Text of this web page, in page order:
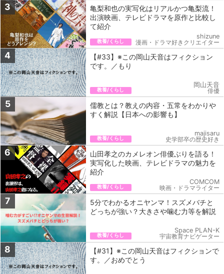
3
亀梨和也の実写化はリアルかつ亀梨流！
出演映画、テレビドラマを原作と比較し
て紹介
教養/くらし
shizune
漫画・ドラマ好きクリエイター
4
【#33】※この岡山天音はフィクション
です。／もり
教養/くらし
岡山天音
俳優
5
儒教とは？教えの内容・五常をわかりや
すく解説【日本への影響も】
教養/くらし
majisaru
史学部卒の歴史好き
6
山田孝之のカメレオン俳優ぶりを語る！
実写化した映画、テレビドラマの魅力を
紹介
教養/くらし
COMCOM
映画・ドラマライター
7
5分でわかるオニヤンマ！スズメバチと
どっちが強い？大きさや噛む力等を解説
教養/くらし
Space PLAN-K
宇宙教育ナビゲーター
8
【#31】※この岡山天音はフィクションで
す。／おめでとう